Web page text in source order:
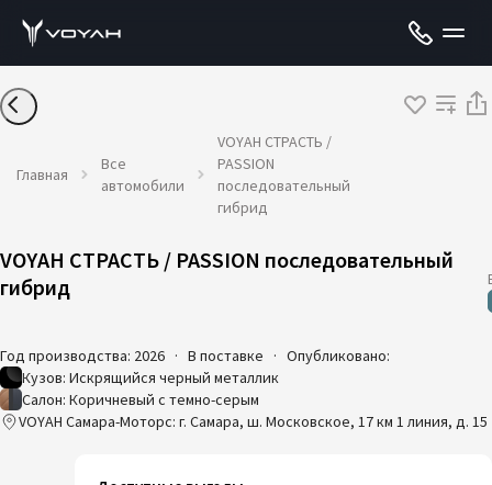
Главная
Все
автомобили
VOYAH СТРАСТЬ /
PASSION
последовательный
гибрид
VOYAH СТРАСТЬ / PASSION последовательный
гибрид
Год производства: 2026 · В поставке · Опубликовано:
Кузов: Искрящийся черный металлик
Салон: Коричневый с темно-серым
VOYAH Самара-Моторс: г. Самара, ш. Московское, 17 км 1 линия, д. 15